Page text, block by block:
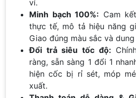
ví.
Minh bạch 100%: Cam
thực tế, mô tả hiệu năng
Giao đúng màu sắc và
Đổi trả siêu tốc độ:
ràng, sẵn sàng 1 đổi 1
hiện cốc bị rỉ sét, móp
xuất.